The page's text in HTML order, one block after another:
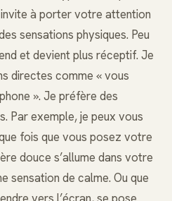
invite à porter votre attention
sensations physiques. Peu
et devient plus réceptif. Je
directes comme « vous
». Je préfère des
Par exemple, je peux vous
fois que vous posez votre
douce s’allume dans votre
sensation de calme. Ou que